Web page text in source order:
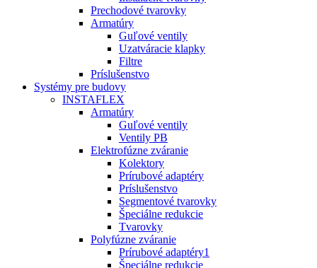
Prechodové tvarovky
Armatúry
Guľové ventily
Uzatváracie klapky
Filtre
Príslušenstvo
Systémy pre budovy
INSTAFLEX
Armatúry
Guľové ventily
Ventily PB
Elektrofúzne zváranie
Kolektory
Prírubové adaptéry
Príslušenstvo
Segmentové tvarovky
Špeciálne redukcie
Tvarovky
Polyfúzne zváranie
Prírubové adaptéry1
Špeciálne redukcie